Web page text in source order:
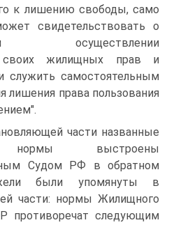
к лишению свободы, само
свидетельствовать о
осуществлении
своих жилищных прав и
служить самостоятельным
лишения права пользования
части названные
нормы выстроены
Судом РФ в обратном
были упомянуты в
части: нормы Жилищного
противоречат следующим